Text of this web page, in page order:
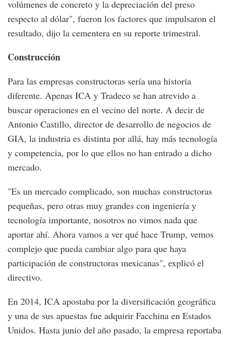
volúmenes de concreto y la depreciación del preso
respecto al dólar", fueron los factores que impulsaron el
resultado, dijo la cementera en su reporte trimestral.
Construcción
Para las empresas constructoras sería una historia
diferente. Apenas ICA y Tradeco se han atrevido a
buscar operaciones en el vecino del norte. A decir de
Antonio Castillo, director de desarrollo de negocios de
GIA, la industria es distinta por allá, hay más tecnología
y competencia, por lo que ellos no han entrado a dicho
mercado.
"Es un mercado complicado, son muchas constructoras
pequeñas, pero otras muy grandes con ingeniería y
tecnología importante, nosotros no vimos nada que
aportar ahí. Ahora vamos a ver qué hace Trump, vemos
complejo que pueda cambiar algo para que haya
participación de constructoras mexicanas", explicó el
directivo.
En 2014, ICA apostaba por la diversificación geográfica
y una de sus apuestas fue adquirir Facchina en Estados
Unidos. Hasta junio del año pasado, la empresa reportaba